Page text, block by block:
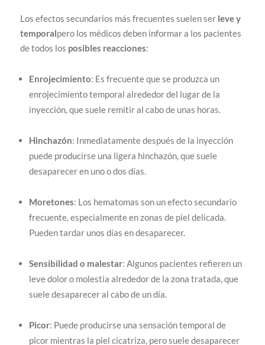
Los efectos secundarios más frecuentes suelen ser leve y
temporalpero los médicos deben informar a los pacientes
de todos los posibles reacciones:
Enrojecimiento: Es frecuente que se produzca un
enrojecimiento temporal alrededor del lugar de la
inyección, que suele remitir al cabo de unas horas.
Hinchazón: Inmediatamente después de la inyección
puede producirse una ligera hinchazón, que suele
desaparecer en uno o dos días.
Moretones: Los hematomas son un efecto secundario
frecuente, especialmente en zonas de piel delicada.
Pueden tardar unos días en desaparecer.
Sensibilidad o malestar: Algunos pacientes refieren un
leve dolor o molestia alrededor de la zona tratada, que
suele desaparecer al cabo de un día.
Picor: Puede producirse una sensación temporal de
picor mientras la piel cicatriza, pero suele desaparecer